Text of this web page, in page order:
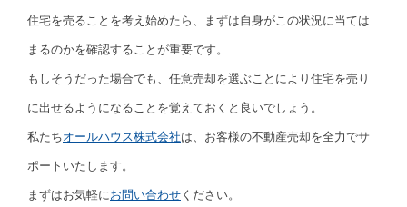
住宅を売ることを考え始めたら、まずは自身がこの状況に当ては
まるのかを確認することが重要です。
もしそうだった場合でも、任意売却を選ぶことにより住宅を売り
に出せるようになることを覚えておくと良いでしょう。
私たちオールハウス株式会社は、お客様の不動産売却を全力でサ
ポートいたします。
まずはお気軽にお問い合わせ ください。